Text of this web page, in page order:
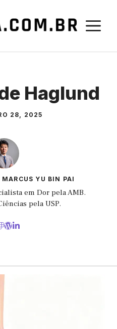
Haglund
28, 2025
YU BIN PAI
em Dor pela AMB.
pela USP.